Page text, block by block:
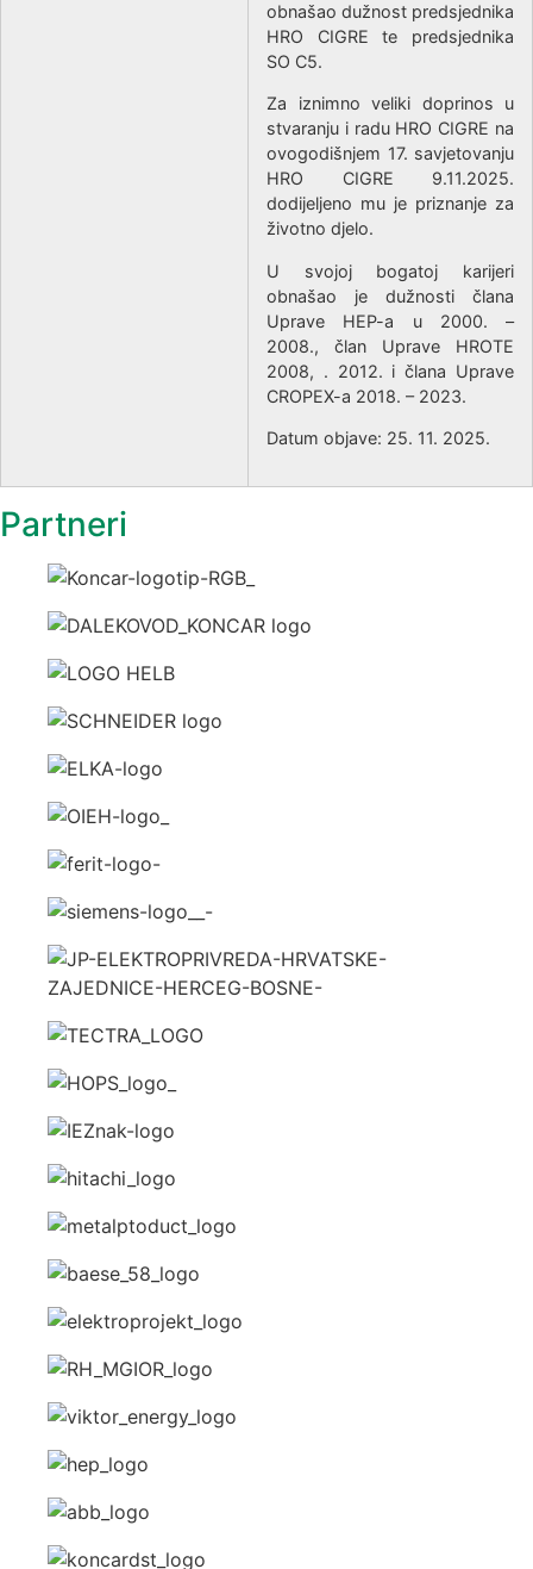
obnašao dužnost predsjednika
HRO CIGRE te predsjednika
SO C5.
Za iznimno veliki doprinos u
stvaranju i radu HRO CIGRE na
ovogodišnjem 17. savjetovanju
HRO CIGRE 9.11.2025.
dodijeljeno mu je priznanje za
životno djelo.
U svojoj bogatoj karijeri
obnašao je dužnosti člana
Uprave HEP-a u 2000. –
2008., član Uprave HROTE
2008, . 2012. i člana Uprave
CROPEX-a 2018. – 2023.
Datum objave: 25. 11. 2025.
Partneri